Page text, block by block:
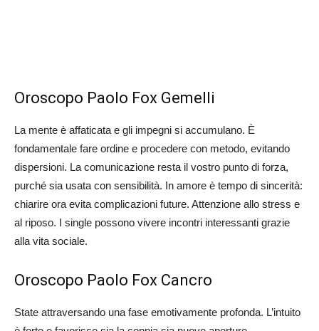
Oroscopo Paolo Fox Gemelli
La mente è affaticata e gli impegni si accumulano. È
fondamentale fare ordine e procedere con metodo, evitando
dispersioni. La comunicazione resta il vostro punto di forza,
purché sia usata con sensibilità. In amore è tempo di sincerità:
chiarire ora evita complicazioni future. Attenzione allo stress e
al riposo. I single possono vivere incontri interessanti grazie
alla vita sociale.
Oroscopo Paolo Fox Cancro
State attraversando una fase emotivamente profonda. L’intuito